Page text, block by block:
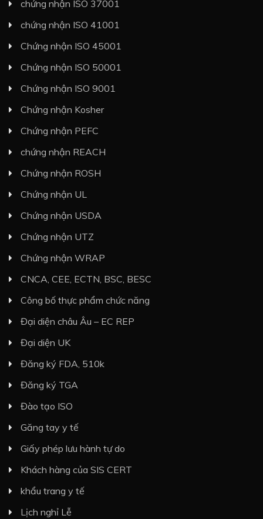
chứng nhận ISO 37001
chứng nhận ISO 41001
Chứng nhận ISO 45001
Chứng nhận ISO 50001
Chứng nhận ISO 9001
Chứng nhận Kosher
Chứng nhận PEFC
chứng nhận REACH
Chứng nhận ROSH
Chứng nhận UL
Chứng nhận USDA
Chứng nhận UTZ
Chứng nhận WRAP
CNCA, CEE, ECTN, BSC, BESC
Công bố thực phẩm chức năng
Đại diện châu Âu – EC REP
Đại diện UK
Đăng ký FDA, 510k
Đăng ký TGA
Đào tạo ISO
Găng tay y tế
Giấy phép lưu hành tự do
Khách hàng của SIS CERT
khẩu trang y tế
Lịch nghỉ Lễ